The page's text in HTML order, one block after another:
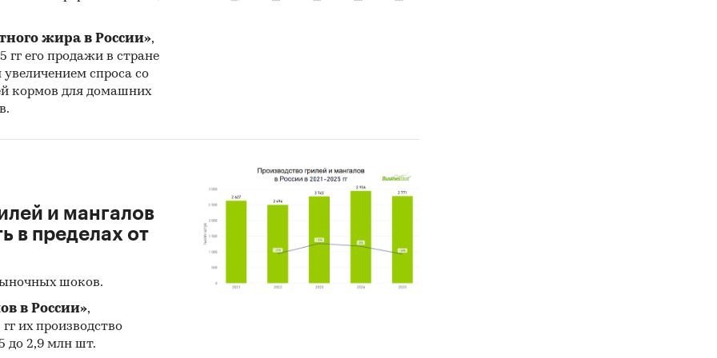
жира в России»,
гг его продажи в стране
спроса со
кормов для домашних
и мангалов
в пределах от
шоков.
в России»,
их производство
до 2,9 млн шт.